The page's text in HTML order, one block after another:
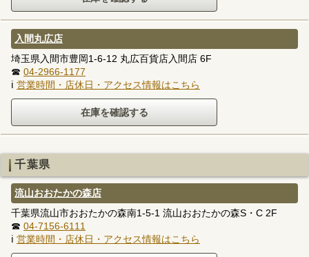
入間丸広店
埼玉県入間市豊岡1-6-12 丸広百貨店入間店 6F
☎ 04-2966-1177
ℹ 営業時間・店休日・アクセス情報はこちら
千葉県
流山おおたかの森店
千葉県流山市おおたかの森南1-5-1 流山おおたかの森S・C 2F
☎ 04-7156-6111
ℹ 営業時間・店休日・アクセス情報はこちら